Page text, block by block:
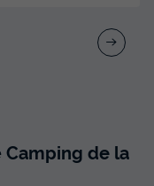
Camping de la